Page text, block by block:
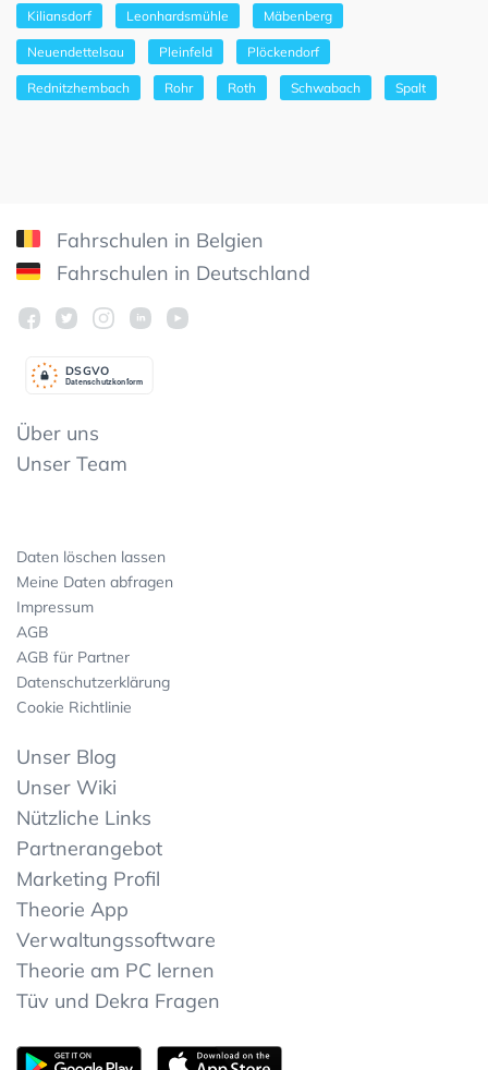
Kiliansdorf Leonhardsmühle Mäbenberg
Neuendettelsau Pleinfeld Plöckendorf
Rednitzhembach Rohr Roth Schwabach Spalt
Fahrschulen in Belgien
Fahrschulen in Deutschland
Datenschutzkonform
DSGVO
Über uns
Unser Team
Daten löschen lassen
Meine Daten abfragen
Impressum
AGB
AGB für Partner
Datenschutzerklärung
Cookie Richtlinie
Unser Blog
Unser Wiki
Nützliche Links
Partnerangebot
Marketing Profil
Theorie App
Verwaltungssoftware
Theorie am PC lernen
Tüv und Dekra Fragen